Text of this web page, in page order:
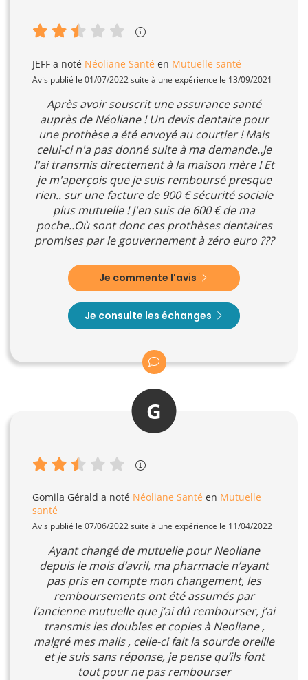
JEFF a noté Néoliane Santé en Mutuelle santé
Avis publié le 01/07/2022 suite à une expérience le 13/09/2021
Après avoir souscrit une assurance santé
auprès de Néoliane ! Un devis dentaire pour
une prothèse a été envoyé au courtier ! Mais
celui-ci n'a pas donné suite à ma demande..Je
l'ai transmis directement à la maison mère ! Et
je m'aperçois que je suis remboursé presque
rien.. sur une facture de 900 € sécurité sociale
plus mutuelle ! J'en suis de 600 € de ma
poche..Où sont donc ces prothèses dentaires
promises par le gouvernement à zéro euro ???
Je commente l'avis
Je consulte les échanges
G
Gomila Gérald a noté Néoliane Santé en Mutuelle
santé
Avis publié le 07/06/2022 suite à une expérience le 11/04/2022
Ayant changé de mutuelle pour Neoliane
depuis le mois d’avril, ma pharmacie n’ayant
pas pris en compte mon changement, les
remboursements ont été assumés par
l’ancienne mutuelle que j’ai dû rembourser, j’ai
transmis les doubles et copies à Neoliane ,
malgré mes mails , celle-ci fait la sourde oreille
et je suis sans réponse, je pense qu’ils font
tout pour ne pas rembourser